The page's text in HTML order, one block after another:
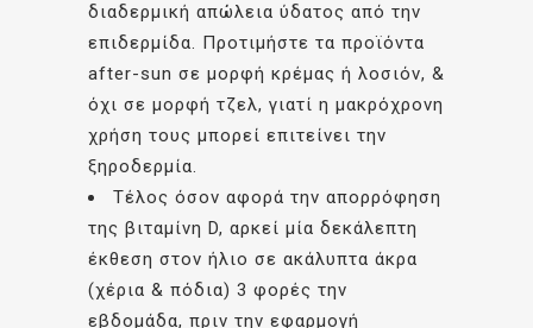
διαδερμική απώλεια ύδατος από την
επιδερμίδα. Προτιμήστε τα προϊόντα
after-sun σε μορφή κρέμας ή λοσιόν, &
όχι σε μορφή τζελ, γιατί η μακρόχρονη
χρήση τους μπορεί επιτείνει την
ξηροδερμία.
Τέλος όσον αφορά την απορρόφηση
της βιταμίνη D, αρκεί μία δεκάλεπτη
έκθεση στον ήλιο σε ακάλυπτα άκρα
(χέρια & πόδια) 3 φορές την
εβδομάδα, πριν την εφαρμογή